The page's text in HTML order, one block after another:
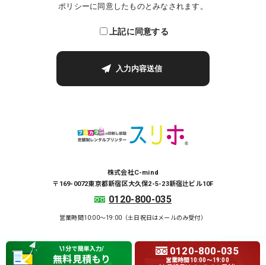
\1分で簡単入力/
無料見積もり
0120-800-035
営業時間10:00～19:00
ポリシーに同意したものとみなされます。
上記に同意する
株式会社C-mind
〒169-0072東京都新宿区大久保2-5-23新宿辻ビル10F
0120-800-035
営業時間10:00～19:00（土日祝日はメールのみ受付）
Copyright © 2026 C-mind Inc.